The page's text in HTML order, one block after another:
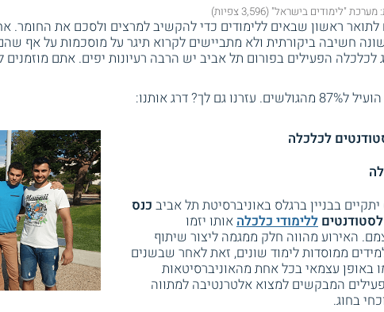
לתואר ראשון שבאים ללימודים כדי להקשיב למרצים ולסכם את החומר.
חשיבה ביקורתית ולא מתביישים לקרוא תיגר על מוסכמות על אף
לכלכלה הפעילים בפורום תל אביב יש הרבה רעיונות יפים. אתם מוזמנים
מהגולשים.
עזרנו גם לך? דרג אותנו:
לכלכלה
בבניין ברגלס באוניברסיטת תל אביב כנס
ללימודי כלכלהאותו יזמו
האירוע מהווה חלק ממגמה ליצור שיתוף
ממוסדות לימוד שונים, זאת לאחר שבשנים
באופן עצמאי בכל אחת מהאוניברסיטאות
המבקשים למצוא אלטרנטיבה למתווה
בחוג.